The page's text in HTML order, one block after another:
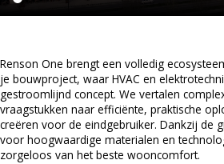
Renson One brengt een volledig
je bouwproject, waar HVAC en
gestroomlijnd concept. We vertalen
vraagstukken naar efficiënte, praktische
creëren voor de eindgebruiker. Dankzij de
voor hoogwaardige materialen en
zorgeloos van het beste wooncomfort.